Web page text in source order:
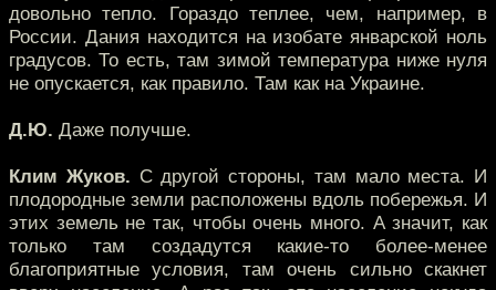
довольно тепло. Гораздо теплее, чем, например, в
России. Дания находится на изобате январской ноль
градусов. То есть, там зимой температура ниже нуля
не опускается, как правило. Там как на Украине.
Д.Ю. Даже получше.
Клим Жуков. С другой стороны, там мало места. И
плодородные земли расположены вдоль побережья. И
этих земель не так, чтобы очень много. А значит, как
только там создадутся какие-то более-менее
благоприятные условия, там очень сильно скакнет